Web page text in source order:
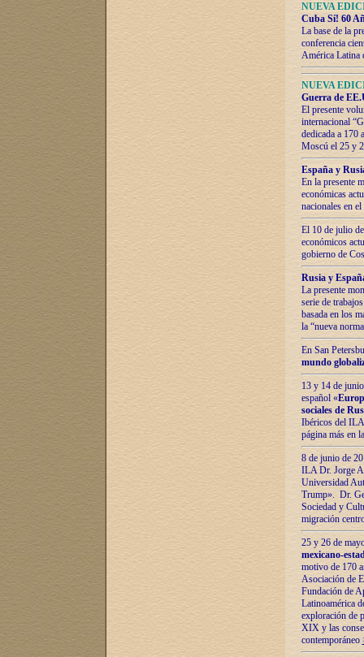
NUEVA
Cuba Sí! 60
La base de la
conferencia
América Latina
NUEVA
Guerra de
El presente
internacional
dedicada a 170
Moscú el 25 y
España y
En la presente
económicas
nacionales en
El 10 de julio
económicos
gobierno de
Rusia y
La presente
serie de
basada en los
la “nueva
En San
mundo
13 y 14 de
español «
sociales de
Ibéricos del ILA
página más en
8 de junio de
ILA Dr. Jorge
Universidad
Trump». Dr.
Sociedad y
migración
25 y 26 de
mexicano-
motivo de 170
Asociación de
Fundación de
Latinoamérica
exploración de
XIX y las
contemporáneo